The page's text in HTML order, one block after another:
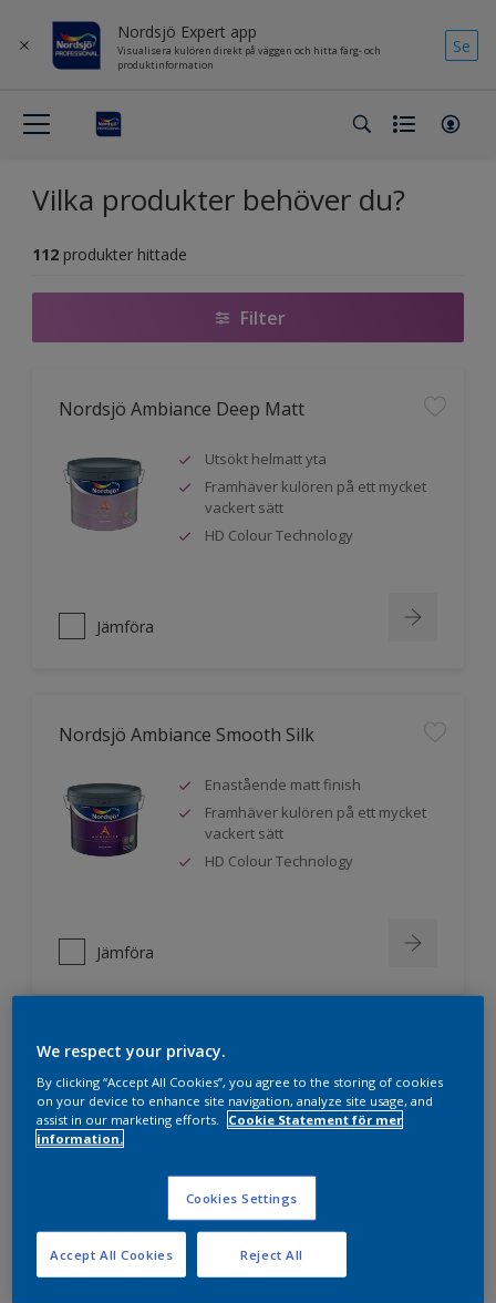
Nordsjö Expert app
Visualisera kulören direkt på väggen och hitta färg- och
produktinformation
Se
Vilka produkter behöver du?
112 produkter hittade
Filter
Nordsjö Ambiance Deep Matt
Utsökt helmatt yta
Framhäver kulören på ett mycket
vackert sätt
HD Colour Technology
Jämföra
Nordsjö Ambiance Smooth Silk
Enastående matt finish
Framhäver kulören på ett mycket
vackert sätt
HD Colour Technology
Jämföra
Nordsjö Professional Täckplast
Ger en helmatt yta utan större
krav på tvättbarhet
latexfärg
För inomhus målning på puts,
betong, lättbetong och byggplattor
We respect your privacy.
By clicking “Accept All Cookies”, you agree to the storing of cookies
on your device to enhance site navigation, analyze site usage, and
assist in our marketing efforts.
Cookie Statement för mer
information.
Cookies Settings
Reject All
Accept All Cookies